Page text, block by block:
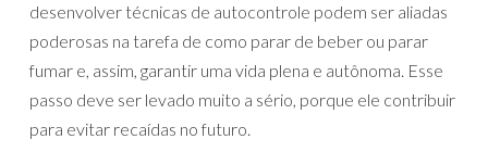
desenvolver técnicas de autocontrole podem ser aliadas
poderosas na tarefa de como parar de beber ou parar
fumar e, assim, garantir uma vida plena e autônoma. Esse
passo deve ser levado muito a sério, porque ele contribuir
para evitar recaídas no futuro.